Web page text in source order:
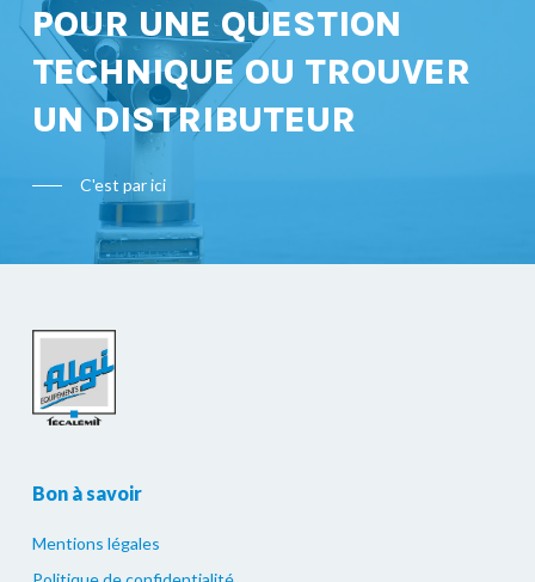
POUR UNE QUESTION
TECHNIQUE OU TROUVER
UN DISTRIBUTEUR
C'est par ici
Bon à savoir
Mentions légales